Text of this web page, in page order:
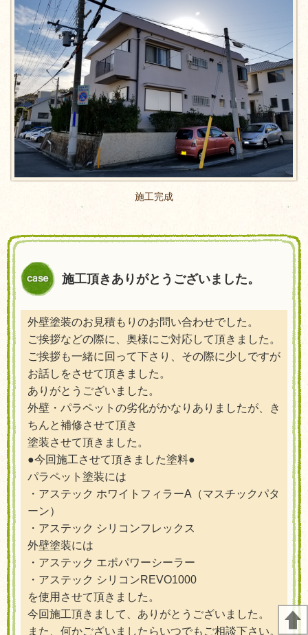
施工完成
施工頂きありがとうございました。
外壁塗装のお見積もりのお問い合わせでした。
ご挨拶などの際に、奥様にご対応して頂きました。
ご挨拶も一緒に回って下さり、その際に少しですが
お話しをさせて頂きました。
ありがとうございました。
外壁・パラペットの劣化がかなりありましたが、き
ちんと補修させて頂き
塗装させて頂きました。
●今回施工させて頂きました塗料●
パラペット塗装には
・アステック ホワイトフィラーA（マスチックパタ
ーン）
・アステック シリコンフレックス
外壁塗装には
・アステック エポパワーシーラー
・アステック シリコンREVO1000
を使用させて頂きました。
今回施工頂き まして、ありがとうございました。
また、何かございましたらいつでもご相談下さい。